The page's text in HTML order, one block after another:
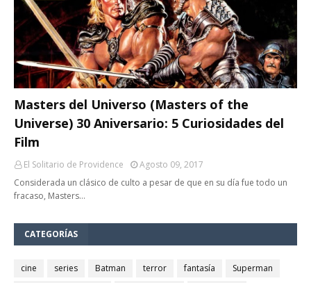
Masters del Universo (Masters of the
Universe) 30 Aniversario: 5 Curiosidades del
Film
El Solitario de Providence
Agosto 09, 2017
Considerada un clásico de culto a pesar de que en su día fue todo un
fracaso, Masters…
CATEGORÍAS
cine series Batman terror fantasía
Superman